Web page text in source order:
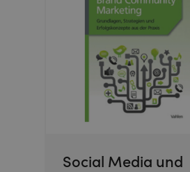
Social Media und